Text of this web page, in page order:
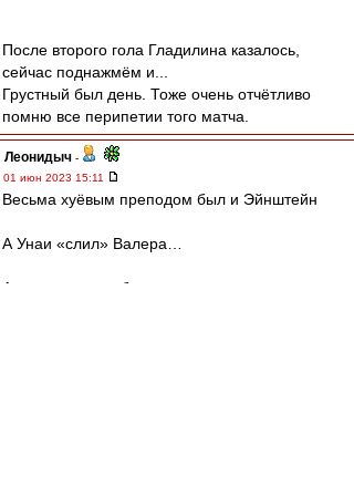
После второго гола Гладилина казалось,
сейчас поднажмём и...
Грустный был день. Тоже очень отчётливо
помню все перипетии того матча.
Леонидыч -
01 июн 2023 15:11
Весьма хуёвым преподом был и Эйнштейн
А Унаи «слил» Валера…
А всего-то надо было выпиздить из команды